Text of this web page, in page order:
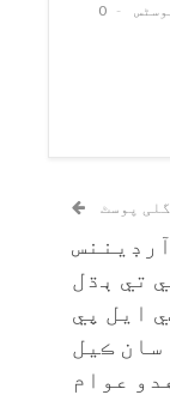
0
پوسٹ
تي ٻڌل
ايل پي
سان ڪيل
عوام